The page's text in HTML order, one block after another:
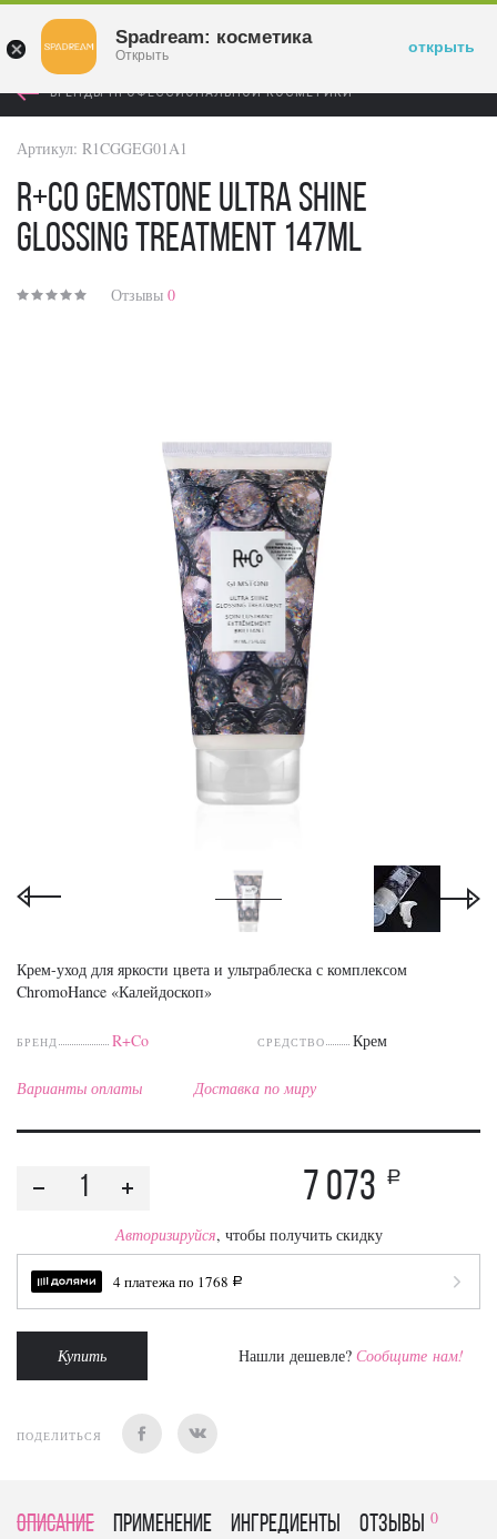
БРЕНДЫ ПРОФЕССИОНАЛЬНОЙ КОСМЕТИКИ
Артикул: R1CGGEG01A1
R+Co Gemstone Ultra Shine
Glossing Treatment 147ml
Отзывы 0
Крем-уход для яркости цвета и ультраблеска с комплексом
ChromoHance «Калейдоскоп»
БРЕНД R+Co СРЕДСТВО Крем
Варианты оплаты Доставка по миру
7 073 a
Авторизируйся, чтобы получить скидку
4 платежа по 1768 a
Купить Нашли дешевле? Сообщите нам!
ПОДЕЛИТЬСЯ
Описание Применение Ингредиенты отзывы 0
Spadream: косметика
Открыть открыть